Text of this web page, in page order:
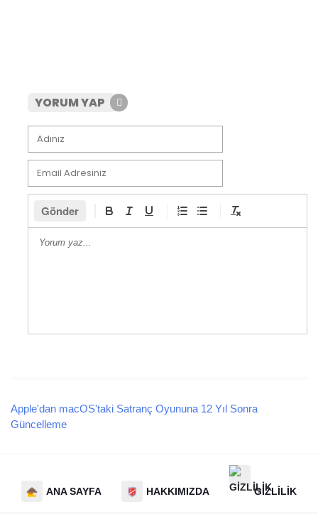
YORUM YAP
Gönder
Apple'dan macOS'taki Satranç Oyununa 12 Yıl Sonra
Güncelleme
ANA SAYFA HAKKIMIZDA GIZLILIK